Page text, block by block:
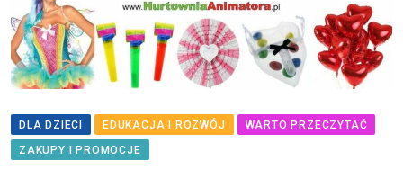
DLA DZIECI EDUKACJA I ROZWÓJ
WARTO PRZECZYTAĆ
ZAKUPY I PROMOCJE